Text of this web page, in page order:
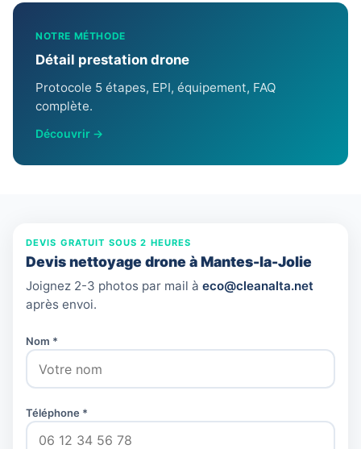
NOTRE MÉTHODE
Détail prestation drone
Protocole 5 étapes, EPI, équipement, FAQ
complète.
Découvrir →
DEVIS GRATUIT SOUS 2 HEURES
Devis nettoyage drone à Mantes-la-Jolie
Joignez 2-3 photos par mail à eco@cleanalta.net
après envoi.
Nom *
Téléphone *